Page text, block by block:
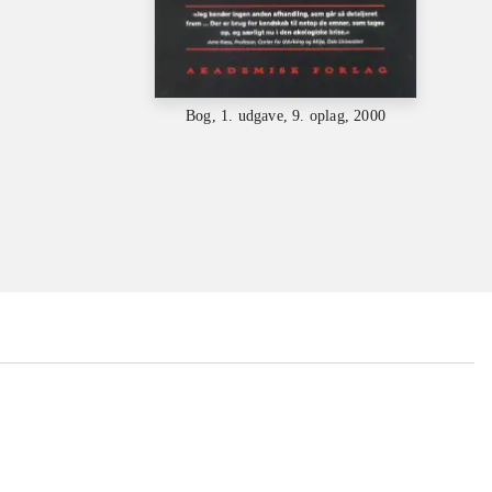
Bog, 1. udgave, 9. oplag, 2000